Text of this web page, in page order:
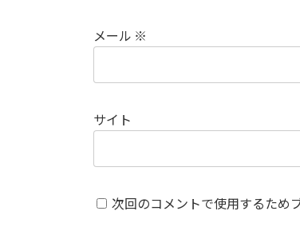
メール ※
サイト
次回のコメントで使用するため